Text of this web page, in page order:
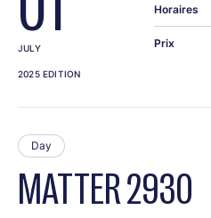
MATTER 2930
Day
JULY
2025 EDITION
Horaires
Prix